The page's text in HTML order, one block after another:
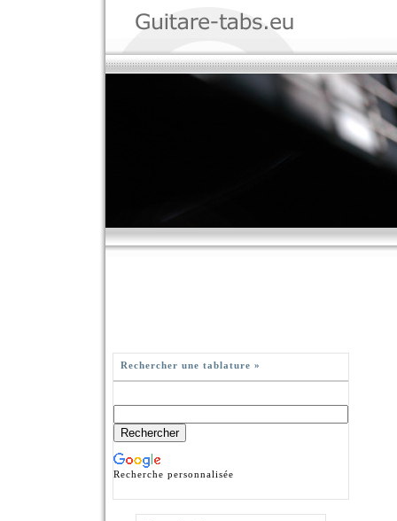
Rechercher une tablature »
Recherche personnalisée